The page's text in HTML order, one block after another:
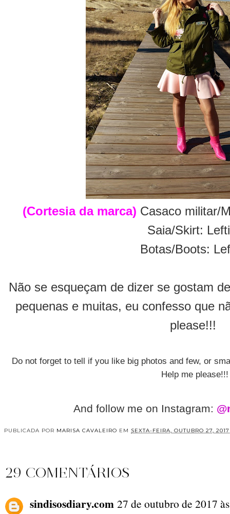
(Cortesia da marca) Casaco militar/
Saia/Skirt:
Botas/Boots:
Não se esqueçam de dizer se gostam
pequenas e muitas, eu confesso que
please!!!
Do not forget to tell if you like big photos and few, or
Help me please!!!
And follow me on Instagram:
PUBLICADA POR MARISA CAVALEIRO EM SEXTA-FEIRA, OUTUBRO 27, 2017
29 COMENTÁRIOS
sindisosdiary.com 27 de outubro de 2017